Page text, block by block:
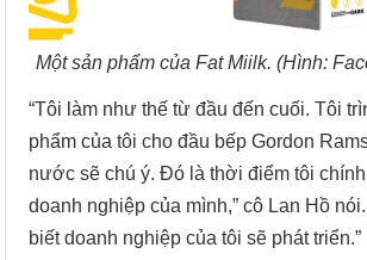
Một sản phẩm của Fat Miilk. (Hình:
“Tôi làm như thế từ đầu đến cuối. Tôi
phẩm của tôi cho đầu bếp Gordon
nước sẽ chú ý. Đó là thời điểm tôi
doanh nghiệp của mình,” cô Lan Hồ
biết doanh nghiệp của tôi sẽ phát triển.”